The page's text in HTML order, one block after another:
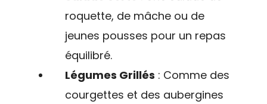
roquette, de mâche ou de
jeunes pousses pour un repas
équilibré.
Légumes Grillés : Comme des
courgettes et des aubergines